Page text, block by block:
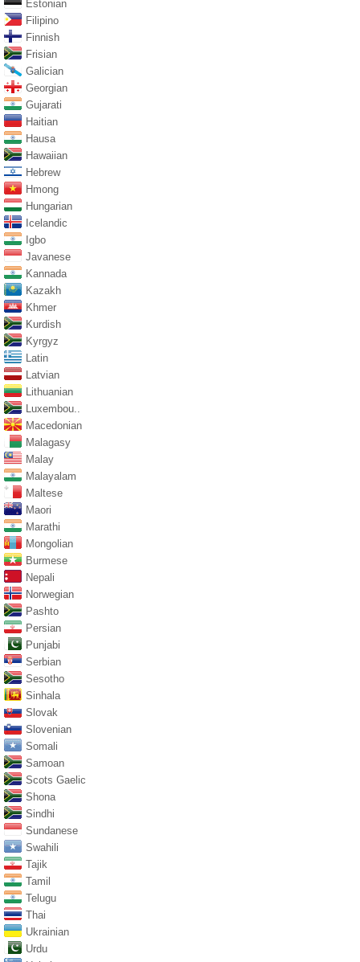
Estonian
Filipino
Finnish
Frisian
Galician
Georgian
Gujarati
Haitian
Hausa
Hawaiian
Hebrew
Hmong
Hungarian
Icelandic
Igbo
Javanese
Kannada
Kazakh
Khmer
Kurdish
Kyrgyz
Latin
Latvian
Lithuanian
Luxembou..
Macedonian
Malagasy
Malay
Malayalam
Maltese
Maori
Marathi
Mongolian
Burmese
Nepali
Norwegian
Pashto
Persian
Punjabi
Serbian
Sesotho
Sinhala
Slovak
Slovenian
Somali
Samoan
Scots Gaelic
Shona
Sindhi
Sundanese
Swahili
Tajik
Tamil
Telugu
Thai
Ukrainian
Urdu